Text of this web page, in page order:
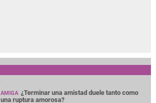
AMIGA ¿Terminar una amistad duele tanto como
una ruptura amorosa?